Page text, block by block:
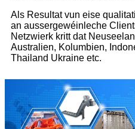
Als Resultat vun eise
an aussergewéinleche
Netzwierk kritt dat
Australien, Kolumbien,
Thailand Ukraine etc.